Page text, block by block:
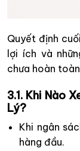
Quyết định
lợi ích và
chưa hoàn
3.1. Khi Nào
Lý?
Khi ngân
hàng đầu.